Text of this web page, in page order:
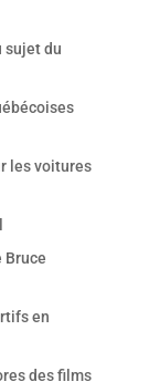
sujet du
les voitures
Bruce
en
des films